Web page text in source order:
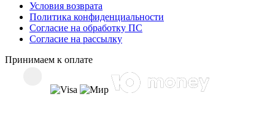
Условия возврата
Политика конфиденциальности
Согласие на обработку ПС
Согласие на рассылку
Принимаем к оплате